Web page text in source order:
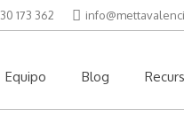
173 362
Equipo Blog